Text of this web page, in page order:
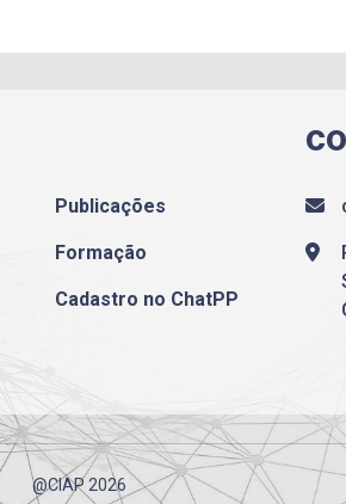
Publicações
Formação
Cadastro no ChatPP
@CIAP 2026